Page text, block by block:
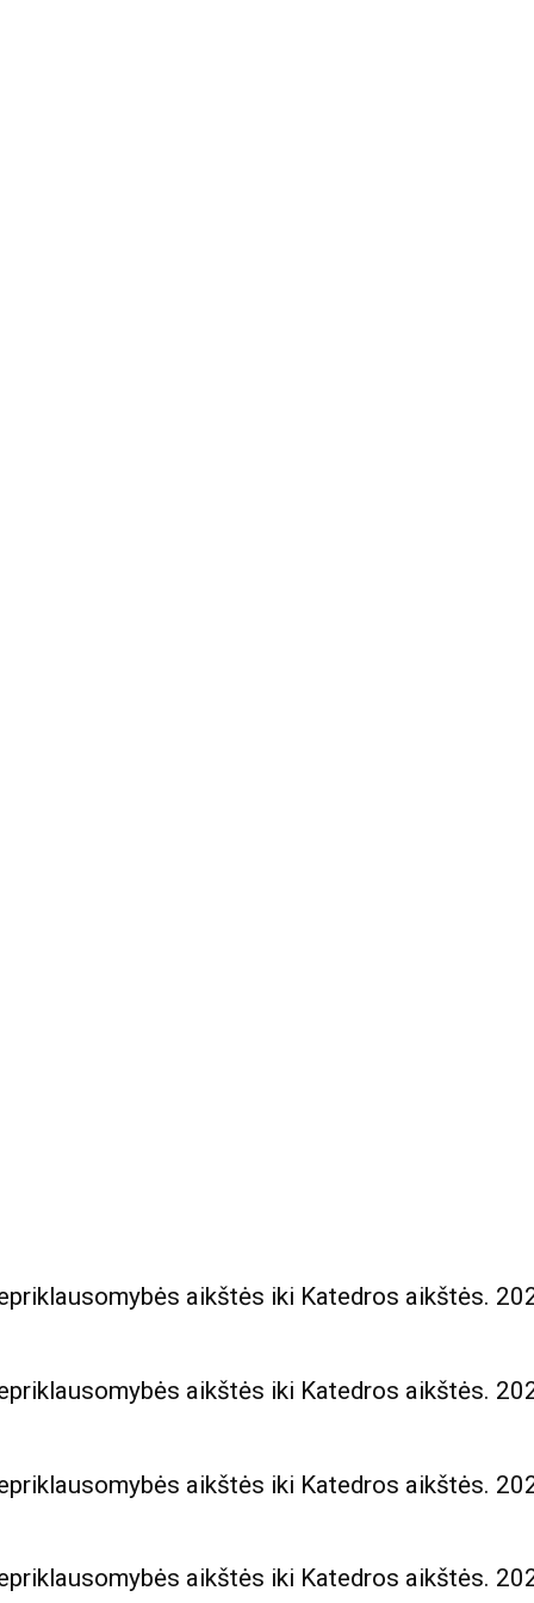
aikštės iki Katedros aikštės.
aikštės iki Katedros aikštės.
aikštės iki Katedros aikštės.
aikštės iki Katedros aikštės.